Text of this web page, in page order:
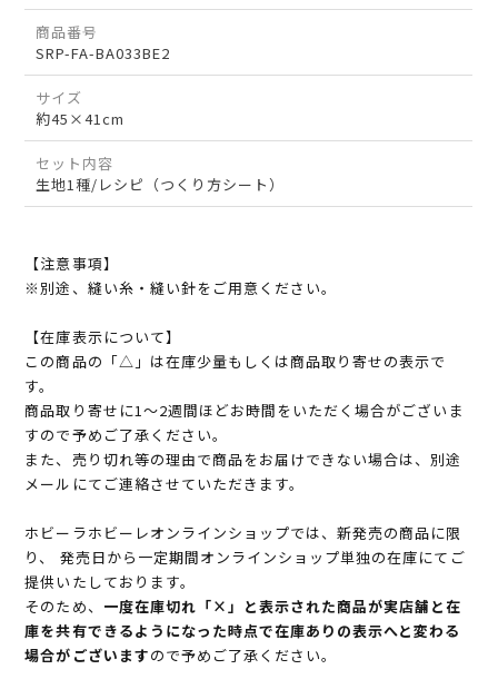
商品番号
SRP-FA-BA033BE2
サイズ
約45×41cm
セット内容
生地1種/レシピ（つくり方シート）
【注意事項】
※別途、縫い糸・縫い針をご用意ください。
【在庫表示について】
この商品の「△」は在庫少量もしくは商品取り寄せの表示で
す。
商品取り寄せに1～2週間ほどお時間をいただく場合がございま
すので予めご了承ください。
また、売り切れ等の理由で商品をお届けできない場合は、別途
メールにてご連絡させていただきます。
ホビーラホビーレオンラインショップでは、新発売の商品に限
り、 発売日から一定期間オンラインショップ単独の在庫にてご
提供いたしております。
そのため、 一度在庫切れ「×」と表示された商品が実店舗と在
庫を共有できるようになった時点で在庫ありの表示へと変わる
場合がございますので予めご了承ください。